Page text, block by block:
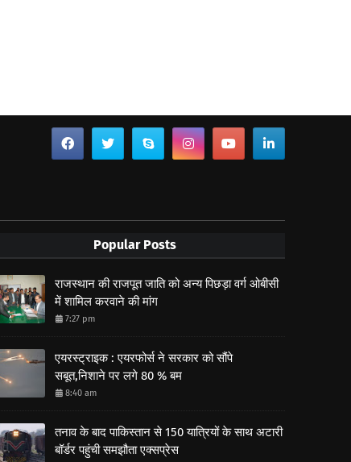
Popular Posts
राजस्थान की राजपूत जाति को अन्य पिछड़ा वर्ग ओबीसी
में शामिल करवाने की मांग
7:27 pm
एयरस्ट्राइक : एयरफोर्स ने सरकार को सौंपे
सबूत,निशाने पर लगे 80 % बम
8:40 am
तनाव के बाद पाकिस्तान से 150 यात्रियों के साथ अटारी
बॉर्डर पहुंची समझौता एक्सप्रेस